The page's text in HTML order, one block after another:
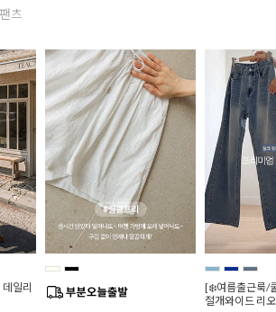
츠
일리
[❄️여름출근룩/
절개와이드 리